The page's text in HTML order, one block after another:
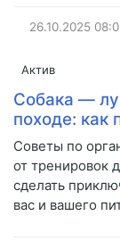
26.10.2025
Актив
Собака —
походе: как
Советы по
от тренировок
сделать
вас и вашего